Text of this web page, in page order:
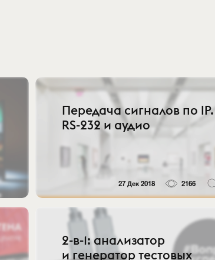
Передача сигналов по IP.
RS-232 и аудио
27 Дек 2018 2166
2-в-1: анализатор
и генератор тестовых